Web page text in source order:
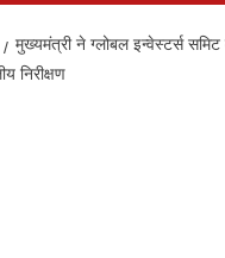
मुख्यमंत्री ने ग्लोबल इन्वेस्टर्स समिट
निरीक्षण